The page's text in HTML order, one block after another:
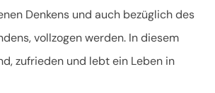
Denkens und auch bezüglich des
vollzogen werden. In diesem
zufrieden und lebt ein Leben in